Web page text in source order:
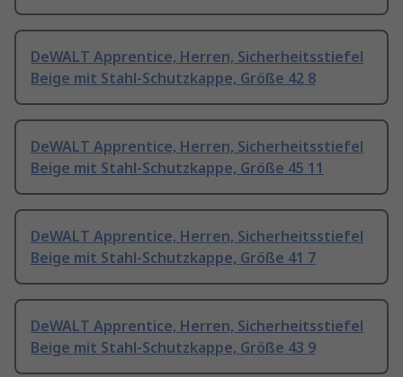
DeWALT Apprentice, Herren, Sicherheitsstiefel
Beige mit Stahl-Schutzkappe, Größe 42 8
DeWALT Apprentice, Herren, Sicherheitsstiefel
Beige mit Stahl-Schutzkappe, Größe 45 11
DeWALT Apprentice, Herren, Sicherheitsstiefel
Beige mit Stahl-Schutzkappe, Größe 41 7
DeWALT Apprentice, Herren, Sicherheitsstiefel
Beige mit Stahl-Schutzkappe, Größe 43 9